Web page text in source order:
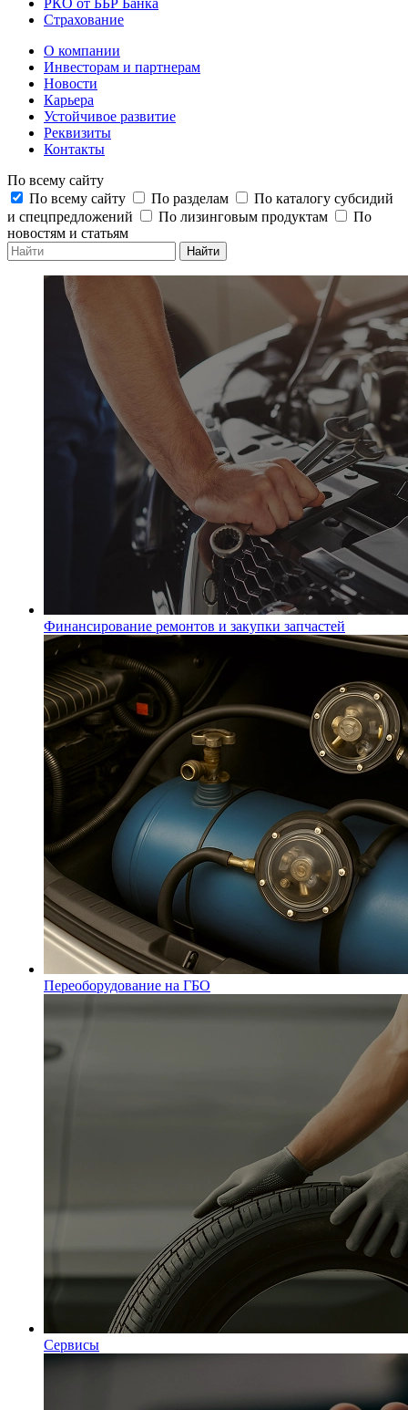
РКО от ББР Банка
Страхование
О компании
Инвесторам и партнерам
Новости
Карьера
Устойчивое развитие
Реквизиты
Контакты
По всему сайту
По всему сайту
По разделам
По каталогу субсидий
и спецпредложений
По лизинговым продуктам
По
новостям и статьям
Найти
Финансирование ремонтов и закупки запчастей
Переоборудование на ГБО
Сервисы